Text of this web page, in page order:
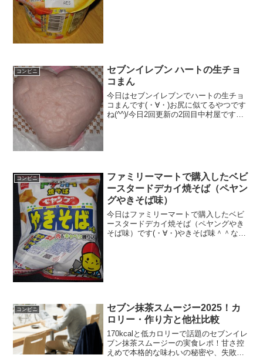
コンビニ
セブンイレブン ハートの生チョ
コまん
今日はセブンイレブンでハートの生チョ
コまんです(・∀・)お尻に似てるやつです
ね(^^)/今日2回更新の2回目中村屋です
コンビニ
ファミリーマートで購入したベビ
ースタードデカイ焼そば（ペヤン
グやきそば味）
今日はファミリーマートで購入したベビ
ースタードデカイ焼そば（ペヤングやき
そば味）です(・∀・)やきそば味＾＾なん
コンビニ
セブン抹茶スムージー2025！カ
ロリー・作り方と他社比較
170kcalと低カロリーで話題のセブンイレ
ブン抹茶スムージーの実食レポ！甘さ控
えめで本格的な味わいの秘密や、失敗し